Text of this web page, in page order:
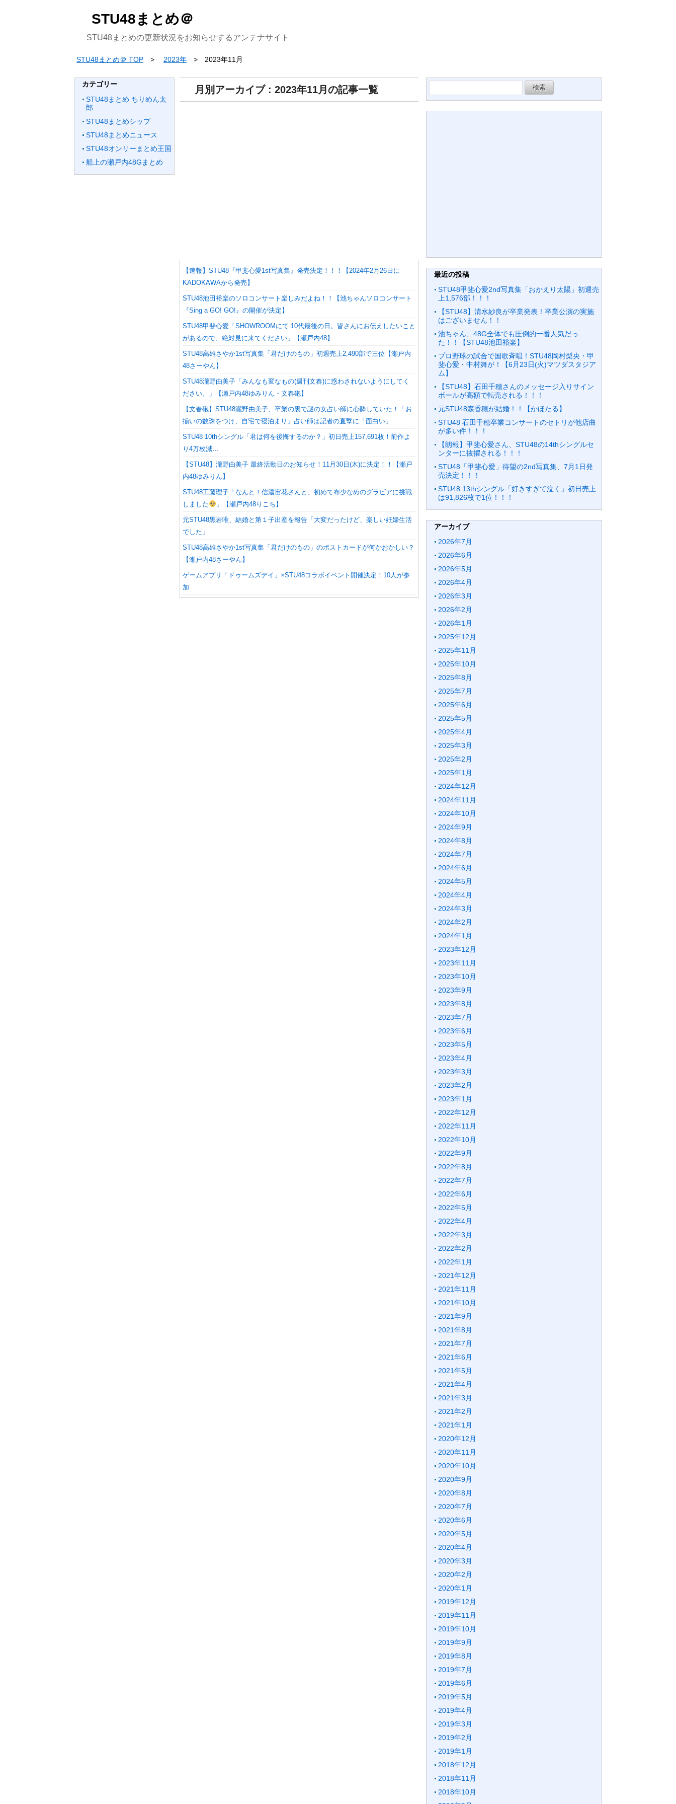
STU48まとめ＠
STU48まとめの更新状況をお知らせするアンテナサイト
STU48まとめ＠ TOP 2023年 2023年11月
カテゴリー
STU48まとめ ちりめん太
郎
STU48まとめシップ
STU48まとめニュース
STU48オンリーまとめ王国
船上の瀬戸内48Gまとめ
月別アーカイブ : 2023年11月の記事一覧
【速報】STU48『甲斐心愛1st写真集』発売決定！！！【2024年2月26日に
KADOKAWAから発売】
STU48池田裕楽のソロコンサート楽しみだよね！！【池ちゃんソロコンサート
『Sing a GO! GO!』の開催が決定】
STU48甲斐心愛「SHOWROOMにて 10代最後の日。皆さんにお伝えしたいこと
があるので、絶対見に来てください」【瀬戸内48】
STU48高雄さやか1st写真集「君だけのもの」初週売上2,490部で三位【瀬戸内
48さーやん】
STU48瀧野由美子「みんなも変なもの(週刊文春)に惑わされないようにしてく
ださい。」【瀬戸内48ゆみりん・文春砲】
【文春砲】STU48瀧野由美子、卒業の裏で謎の女占い師に心酔していた！「お
揃いの数珠をつけ、自宅で寝泊まり」占い師は記者の直撃に「面白い」
STU48 10thシングル「君は何を後悔するのか？」初日売上157,691枚！前作よ
り4万枚減…
【STU48】瀧野由美子 最終活動日のお知らせ！11月30日(木)に決定！！【瀬戸
内48ゆみりん】
STU48工藤理子「なんと！信濃宙花さんと、初めて布少なめのグラビアに挑戦
しました
」【瀬戸内48りこち】
元STU48黒岩唯、結婚と第１子出産を報告「大変だったけど、楽しい妊婦生活
でした」
STU48高雄さやか1st写真集「君だけのもの」のポストカードが何かおかしい？
【瀬戸内48さーやん】
ゲームアプリ「ドゥームズデイ」×STU48コラボイベント開催決定！10人が参
加
索:
最近の投稿
STU48甲斐心愛2nd写真集「おかえり太陽」初週売
上1,576部！！！
【STU48】清水紗良が卒業発表！卒業公演の実施
はございません！！
池ちゃん、48G全体でも圧倒的一番人気だっ
た！！【STU48池田裕楽】
プロ野球の試合で国歌斉唱！STU48岡村梨央・甲
斐心愛・中村舞が！【6月23日(火)マツダスタジア
ム】
【STU48】石田千穂さんのメッセージ入りサイン
ボールが高額で転売される！！！
元STU48森香穂が結婚！！【かほたる】
STU48 石田千穂卒業コンサートのセトリが他店曲
が多い件！！！
【朗報】甲斐心愛さん、STU48の14thシングルセ
ンターに抜擢される！！！
STU48「甲斐心愛」待望の2nd写真集、7月1日発
売決定！！！
STU48 13thシングル「好きすぎて泣く」初日売上
は91,826枚で1位！！！
アーカイブ
2026年7月
2026年6月
2026年5月
2026年4月
2026年3月
2026年2月
2026年1月
2025年12月
2025年11月
2025年10月
2025年8月
2025年7月
2025年6月
2025年5月
2025年4月
2025年3月
2025年2月
2025年1月
2024年12月
2024年11月
2024年10月
2024年9月
2024年8月
2024年7月
2024年6月
2024年5月
2024年4月
2024年3月
2024年2月
2024年1月
2023年12月
2023年11月
2023年10月
2023年9月
2023年8月
2023年7月
2023年6月
2023年5月
2023年4月
2023年3月
2023年2月
2023年1月
2022年12月
2022年11月
2022年10月
2022年9月
2022年8月
2022年7月
2022年6月
2022年5月
2022年4月
2022年3月
2022年2月
2022年1月
2021年12月
2021年11月
2021年10月
2021年9月
2021年8月
2021年7月
2021年6月
2021年5月
2021年4月
2021年3月
2021年2月
2021年1月
2020年12月
2020年11月
2020年10月
2020年9月
2020年8月
2020年7月
2020年6月
2020年5月
2020年4月
2020年3月
2020年2月
2020年1月
2019年12月
2019年11月
2019年10月
2019年9月
2019年8月
2019年7月
2019年6月
2019年5月
2019年4月
2019年3月
2019年2月
2019年1月
2018年12月
2018年11月
2018年10月